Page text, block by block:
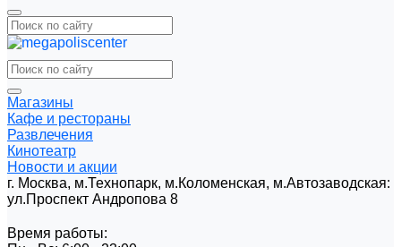
Магазины
Кафе и рестораны
Развлечения
Кинотеатр
Новости и акции
г. Москва, м.Технопарк, м.Коломенская, м.Автозаводская:
ул.Проспект Андропова 8
Время работы: